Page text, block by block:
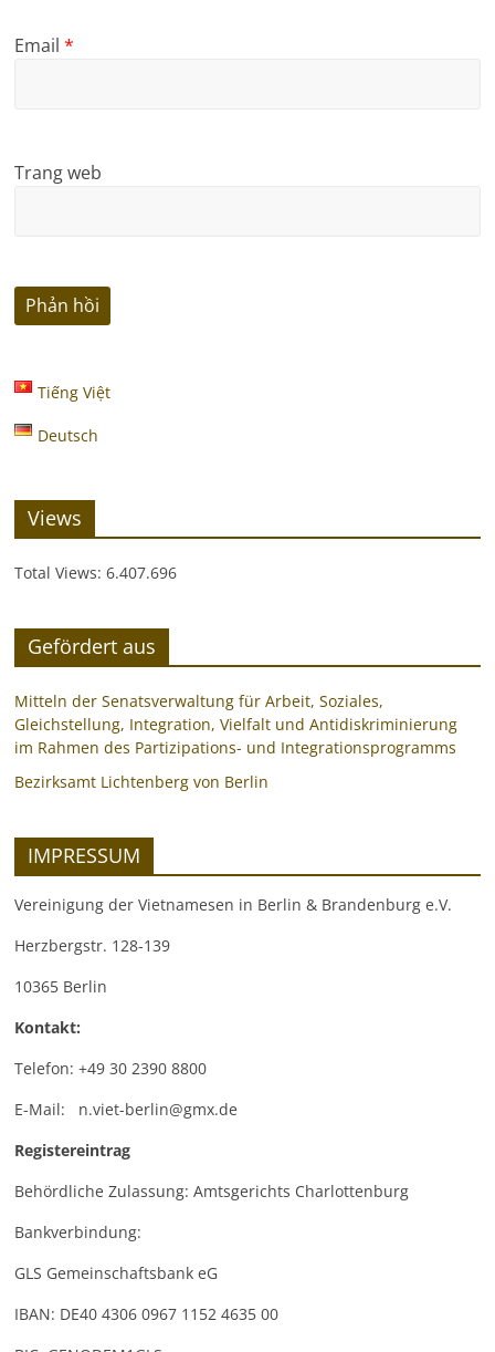
Email*
Trang web
Tiếng Việt
Deutsch
Views
Total Views:6.407.696
Gefördert aus
Mitteln der Senatsverwaltung für Arbeit, Soziales,
Gleichstellung, Integration, Vielfalt und Antidiskriminierung
im Rahmen des Partizipations- und Integrationsprogramms
Bezirksamt Lichtenberg von Berlin
IMPRESSUM
Vereinigung der Vietnamesen in Berlin & Brandenburg e.V.
Herzbergstr. 128-139
10365 Berlin
Kontakt:
Telefon: +49 30 2390 8800
E-Mail: n.viet-berlin@gmx.de
Registereintrag
Behördliche Zulassung: Amtsgerichts Charlottenburg
Bankverbindung:
GLS Gemeinschaftsbank eG
IBAN: DE40 4306 0967 1152 4635 00